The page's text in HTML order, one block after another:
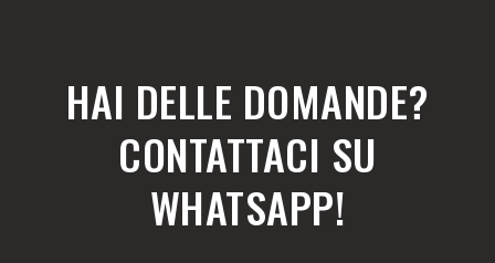
HAI DELLE DOMANDE?
CONTATTACI SU
WHATSAPP!